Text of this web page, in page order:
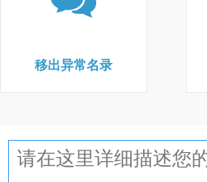
移出异常名录